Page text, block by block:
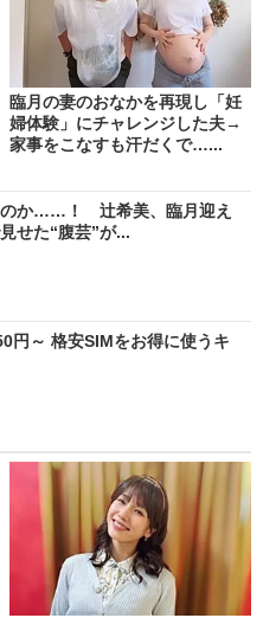
臨月の妻のおなかを再現し「妊
婦体験」にチャレンジした夫→
家事をこなすも汗だくで…...
のか……！ 辻希美、臨月迎え
せた“腹芸”が...
円～ 格安SIMをお得に使うキ